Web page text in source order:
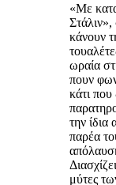
«Με
κάνουν
ωραία
πουν
κάτι που
την
παρέα
μύτες